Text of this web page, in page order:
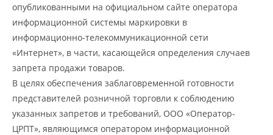
опубликованными на официальном сайте оператора
информационной системы маркировки в
информационно-телекоммуникационной сети
«Интернет», в части, касающейся определения случаев
запрета продажи товаров.
В целях обеспечения заблаговременной готовности
представителей розничной торговли к соблюдению
указанных запретов и требований, ООО «Оператор-
ЦРПТ», являющимся оператором информационной